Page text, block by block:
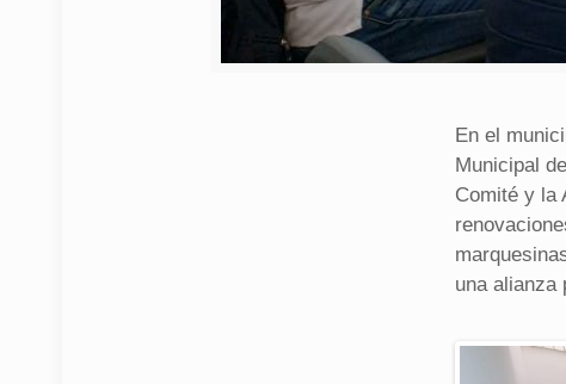
En el
Municipal
Comité y la
una alianza